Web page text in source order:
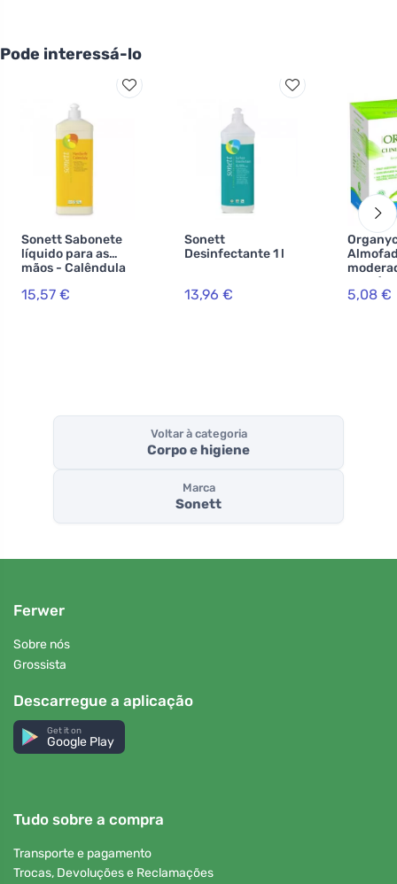
Pode interessá-lo
Sonett Sabonete
líquido para as
mãos - Calêndula
15,57 €
Sonett
Desinfectante 1 l
13,96 €
asas
100%
5,08 €
Voltar à categoria
Corpo e higiene
Marca
Sonett
Ferwer
Sobre nós
Grossista
Descarregue a aplicação
Get it on
Google Play
Tudo sobre a compra
Transporte e pagamento
Trocas, Devoluções e Reclamações